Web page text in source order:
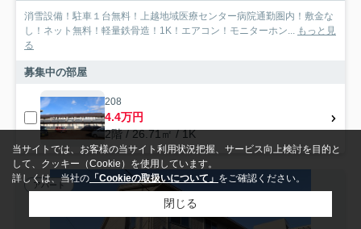
消雪設備！駐車１台無料！上越地域医療センター病院通勤圏内！敷金な
し！ネット無料！軽量鉄骨造！1K！エアコン！モニターホン...
もっと見
る
募集中の部屋
208
4.4万円
2階 / 26.71㎡ / 1K
アパート
当サイトでは、お客様の当サイト利用状況把握、サービス向上検討を目的と
して、クッキー（Cookie）を使用しています。
詳しくは、当社の 「Cookieの取扱いについて」 をご確認ください。
閉じる